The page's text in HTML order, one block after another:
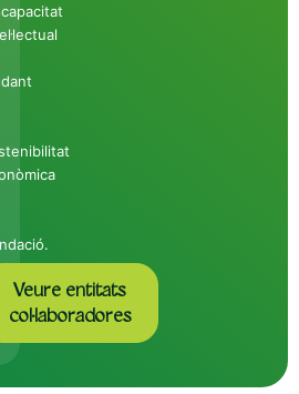
Veure entitats
col·laboradores